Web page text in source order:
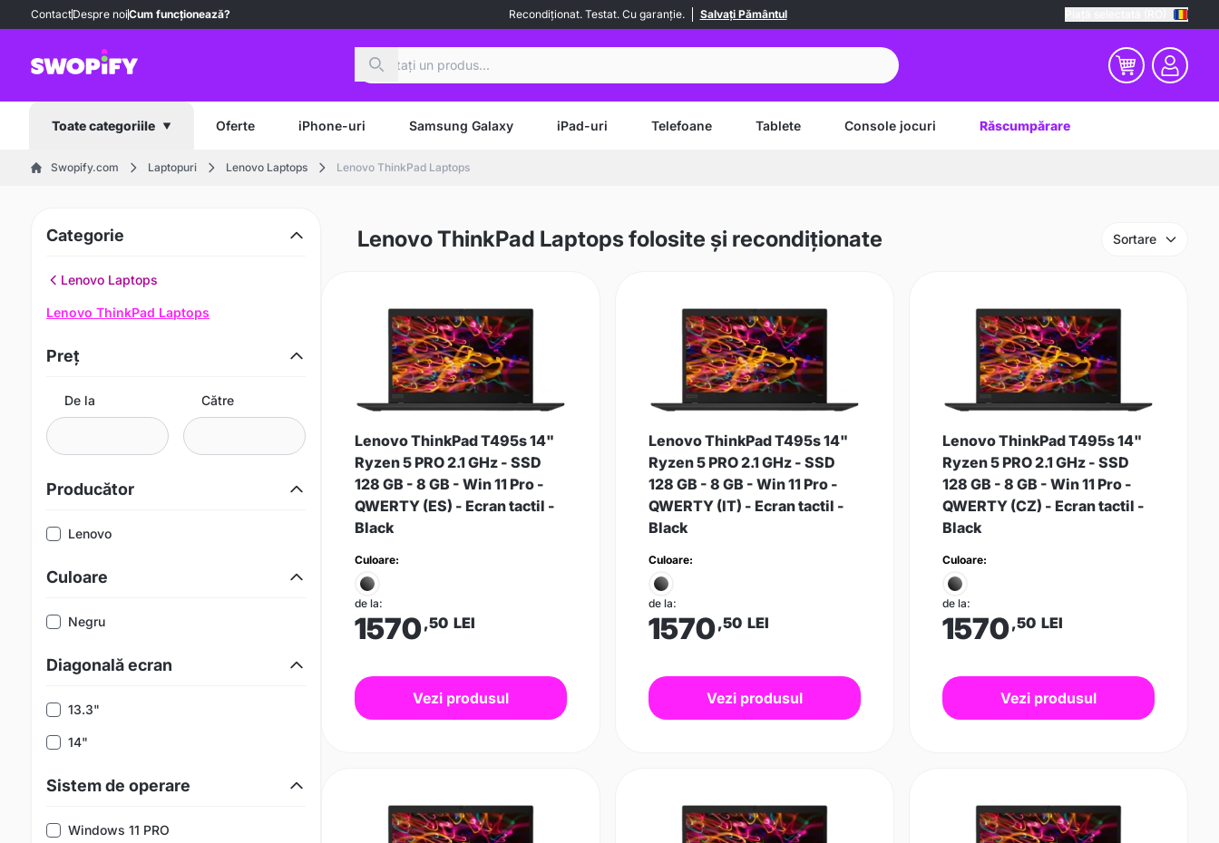
ContactDespre noiCum funcționează? Recondiționat. Testat. Cu garanție. Salvați Pământul
Toate categoriile Oferte iPhone-uri Samsung Galaxy iPad-uri Telefoane Tablete Console jocuri Răscumpărare
Swopify.com Laptopuri Lenovo Laptops Lenovo ThinkPad Laptops
Categorie
Lenovo Laptops
Lenovo ThinkPad Laptops
Preț
De la Către
Producător
Lenovo
Culoare
Negru
Diagonală ecran
13.3"
14"
Sistem de operare
Windows 11 PRO
Lenovo ThinkPad Laptops folosite și recondiționate Sortare
Lenovo ThinkPad T495s 14"
Ryzen 5 PRO 2.1 GHz - SSD
128 GB - 8 GB - Win 11 Pro -
QWERTY (ES) - Ecran tactil -
Black
Culoare:
de la:
1570,50 LEI
Vezi produsul
Lenovo ThinkPad T495s 14"
Ryzen 5 PRO 2.1 GHz - SSD
128 GB - 8 GB - Win 11 Pro -
QWERTY (IT) - Ecran tactil -
Black
Culoare:
de la:
1570,50 LEI
Vezi produsul
Lenovo ThinkPad T495s 14"
Ryzen 5 PRO 2.1 GHz - SSD
128 GB - 8 GB - Win 11 Pro -
QWERTY (CZ) - Ecran tactil -
Black
Culoare:
de la:
1570,50 LEI
Vezi produsul